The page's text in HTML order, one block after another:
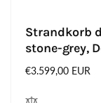
Strandkorb
stone-grey,
Normaler
€3.599,00 EUR